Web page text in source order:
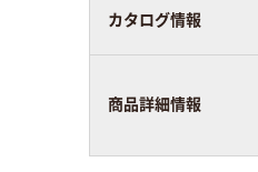
カタログ情報
商品詳細情報